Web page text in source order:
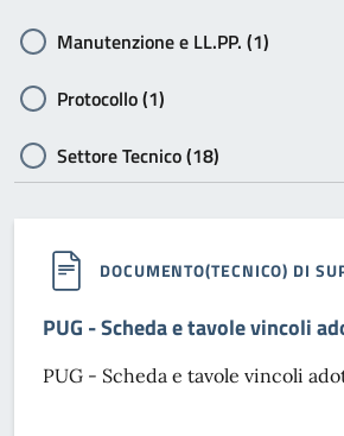
Manutenzione e LL.PP. (1)
Protocollo (1)
Settore Tecnico (18)
DOCUMENTO(TECNICO) DI
PUG - Scheda e tavole vincoli
PUG - Scheda e tavole vincoli